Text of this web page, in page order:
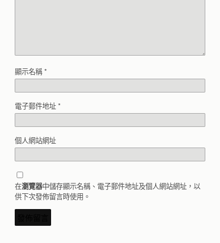
顯示名稱*
電子郵件地址*
個人網站網址
在瀏覽器中儲存顯示名稱、電子郵件地址及個人網站網址，以
供下次發佈留言時使用。